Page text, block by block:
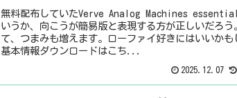
無料配布していたVerve Analog Machines
いうか、向こうが簡易版と表現する方が正しいだろう
て、つまみも増えます。ローファイ好きにはいいかも
基本情報ダウンロードはこち...
2025.12.07